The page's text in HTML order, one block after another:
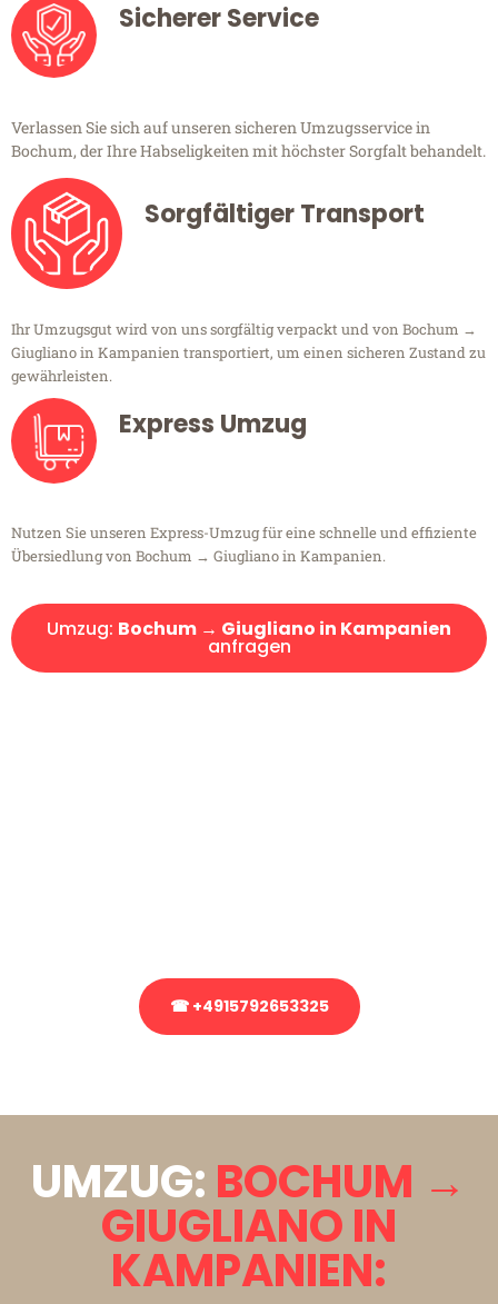
Sicherer Service
Verlassen Sie sich auf unseren sicheren Umzugsservice in
Bochum, der Ihre Habseligkeiten mit höchster Sorgfalt behandelt.
Sorgfältiger Transport
Ihr Umzugsgut wird von uns sorgfältig verpackt und von Bochum →
Giugliano in Kampanien transportiert, um einen sicheren Zustand zu
gewährleisten.
Express Umzug
Nutzen Sie unseren Express-Umzug für eine schnelle und effiziente
Übersiedlung von Bochum → Giugliano in Kampanien.
Umzug: Bochum → Giugliano in Kampanien
anfragen
☎ +4915792653325
UMZUG: BOCHUM →
GIUGLIANO IN
KAMPANIEN: